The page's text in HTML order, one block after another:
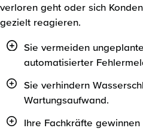
verloren geht oder sich
gezielt reagieren.
Sie vermeiden
automatisierter
Sie verhindern
Wartungsaufwand.
Ihre Fachkräfte